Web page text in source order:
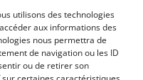
utilisons des technologies
aux informations des
nous permettra de
de navigation ou les ID
ou de retirer son
photovoltaïque
d'ici 2030 ?
pour les